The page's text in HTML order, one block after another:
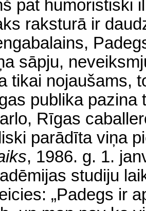
pat humoristiski
raksturā ir
sāpju,
tikai nojaušams,
publika pazina
Rīgas
parādīta viņa
, 1986. g. 1.
studiju
„Padegs ir